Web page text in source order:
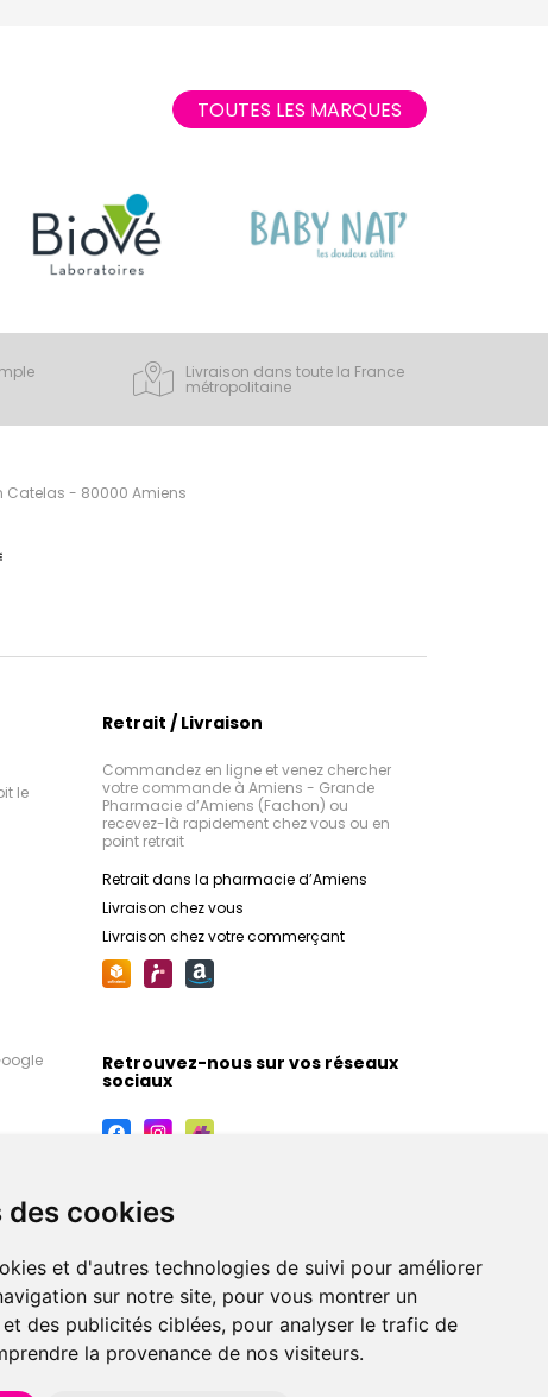
des cookies
et d'autres technologies de suivi pour améliorer
sur notre site, pour vous montrer un
des publicités ciblées, pour analyser le trafic de
la provenance de nos visiteurs.
TOUTES LES MARQUES
Livraison dans toute la France
métropolitaine
Catelas - 80000 Amiens
le
Retrait / Livraison
Commandez en ligne et venez chercher
votre commande à Amiens - Grande
Pharmacie d’Amiens (Fachon) ou
recevez-là rapidement chez vous ou en
point retrait
Retrait dans la pharmacie d’Amiens
Livraison chez vous
Livraison chez votre commerçant
Retrouvez-nous sur vos réseaux
sociaux
orthopédiques, homéopathiques,